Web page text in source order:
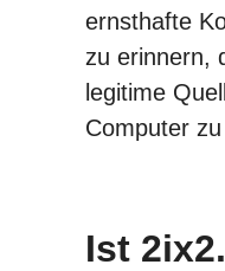
ernsthafte
zu erinnern,
legitime
Computer
Ist